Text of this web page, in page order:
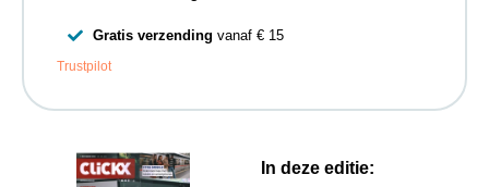
In deze editie:
Gratis verzending vanaf € 15
Trustpilot